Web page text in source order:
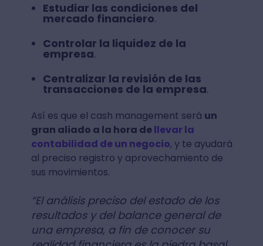
Estudiar las condiciones del
mercado financiero.
Controlar la liquidez de la
empresa.
Centralizar la revisión de las
transacciones de la empresa.
Así es que el cash management será un
gran aliado a la hora dellevar la
contabilidad de un negocio, y te ayudará
al preciso registro y aprovechamiento de
sus movimientos.
“El análisis preciso del estado de los
resultados y del balance general de
una empresa, a fin de conocer su